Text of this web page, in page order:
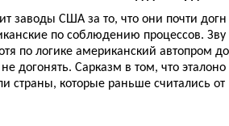
заводы США за то, что они почти догн
по соблюдению процессов. Зву
по логике американский автопром до
догонять. Сарказм в том, что эталоно
страны, которые раньше считались от